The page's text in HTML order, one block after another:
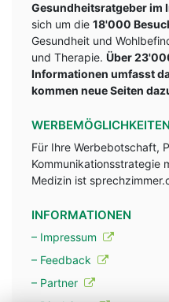
Gesundheitsratgeber im
sich um die 18'000
Gesundheit und
und Therapie. Über
Informationen umfasst
kommen neue Seiten
Für Ihre Werbebotschaft,
Kommunikationsstrategie
Medizin ist
INFORMATIONEN
– Impressum
– Feedback
– Partner